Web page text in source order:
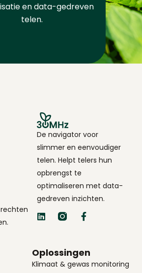
en data-gedreven
telen.
De navigator voor
slimmer en eenvoudiger
telen. Helpt telers hun
opbrengst te
optimaliseren met data-
gedreven inzichten.
Oplossingen
Klimaat & gewas monitoring
rechten